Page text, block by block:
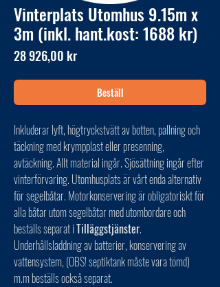
Vinterplats Utomhus 9.15m x
3m (inkl. hant.kost: 1688 kr)
28 926,00 krPris
Beställ
Inkluderar lyft, högtryckstvätt av botten, pallning och
täckning med krympplast eller presenning,
avtäckning. Allt material ingår. Sjösättning ingår efter
vinterförvaring. Utomhusplats är vårt enda alternativ
för segelbåtar. Motorkonservering är obligatoriskt för
alla båtar utom segelbåtar med utombordare och
beställs separat iTilläggstjänster.
Underhållsladdning av batterier, konservering av
vattensystem, (OBS! septiktank måste vara tömd)
m.m beställs också separat.